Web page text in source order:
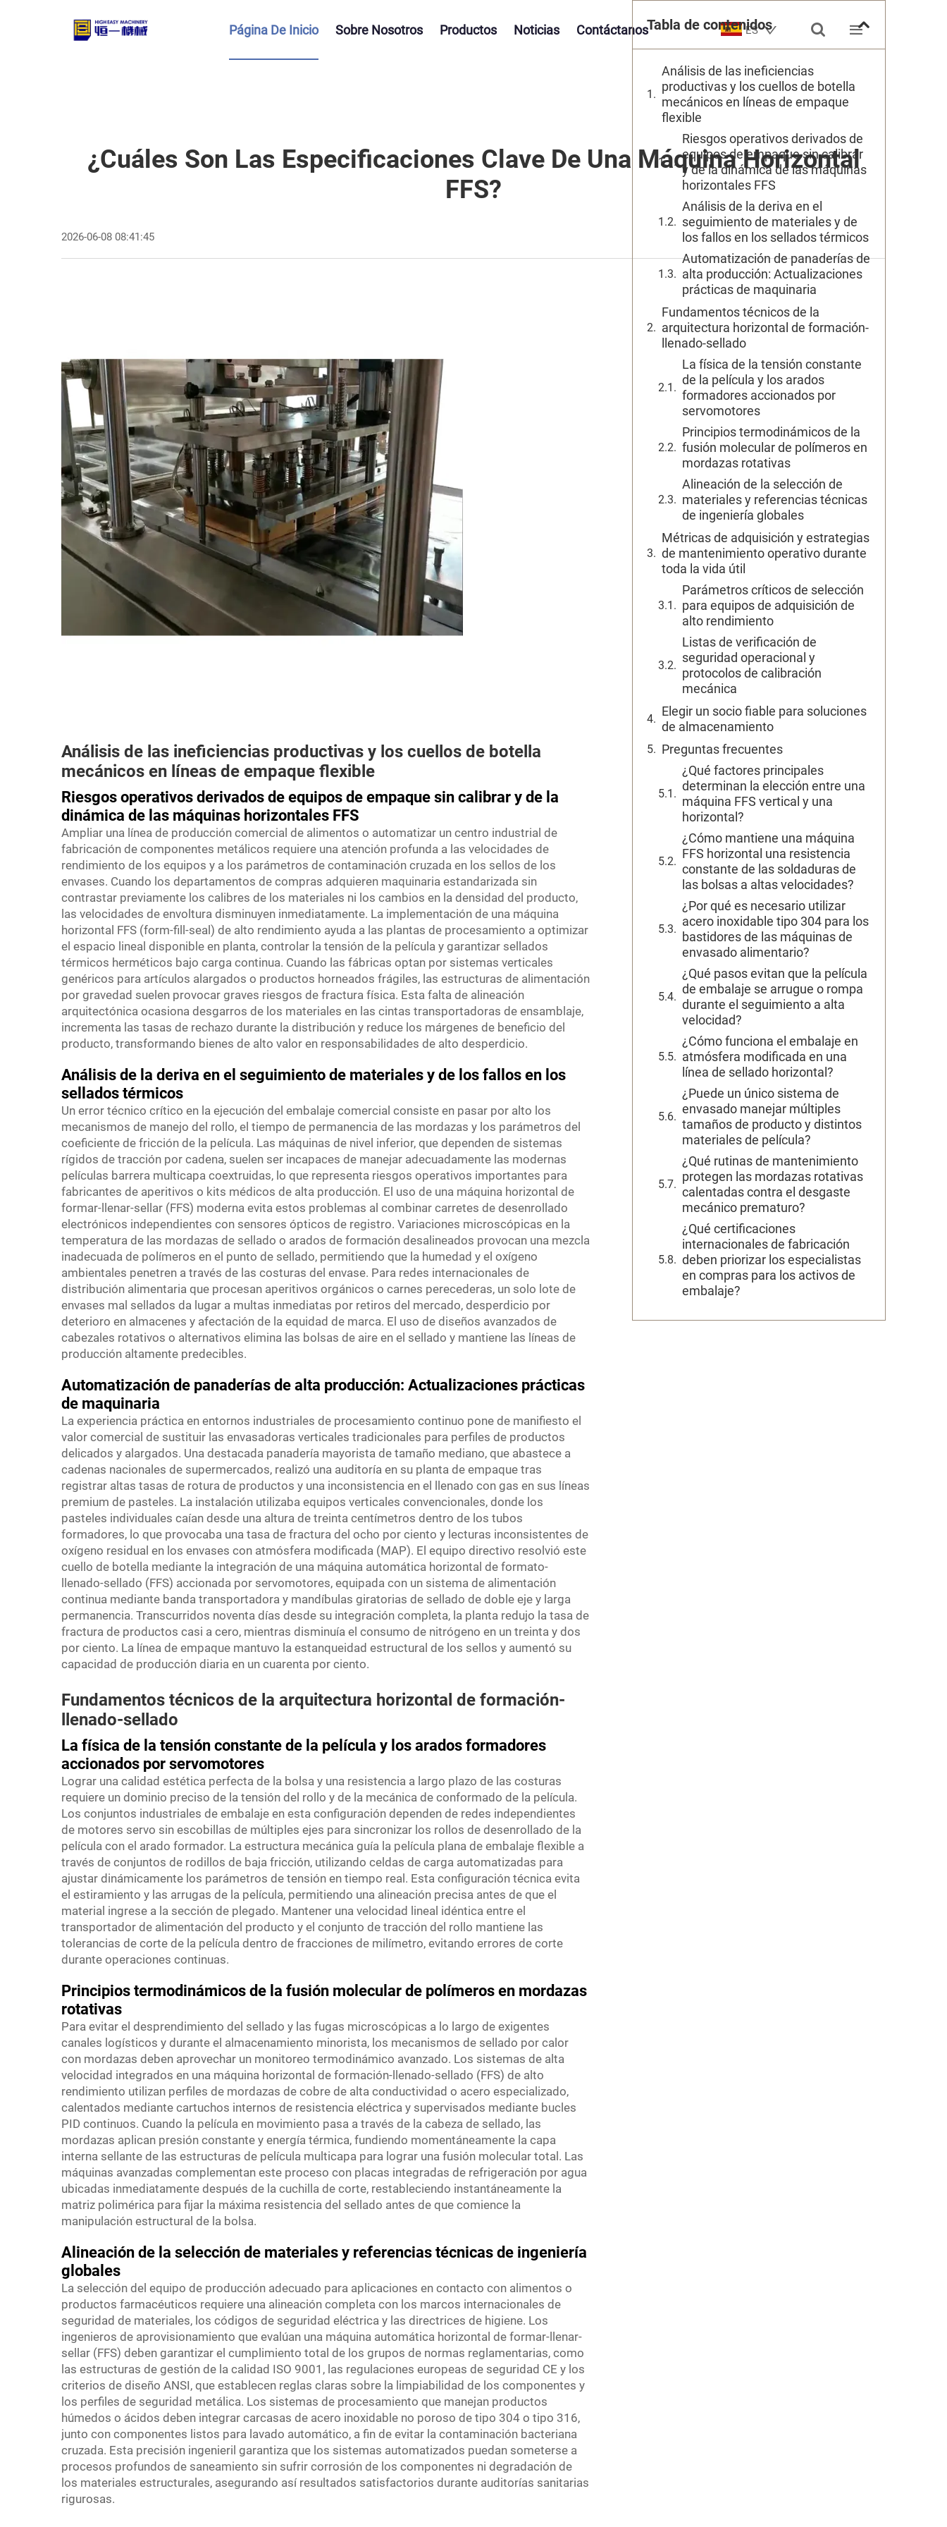
Página De Inicio Sobre Nosotros Productos Noticias Contáctanos ES  
¿Cuáles Son Las Especificaciones Clave De Una Máquina Horizontal
FFS?
2026-06-08 08:41:45
Análisis de las ineficiencias productivas y los cuellos de botella
mecánicos en líneas de empaque flexible
Riesgos operativos derivados de equipos de empaque sin calibrar y de la
dinámica de las máquinas horizontales FFS
Ampliar una línea de producción comercial de alimentos o automatizar un centro industrial de
fabricación de componentes metálicos requiere una atención profunda a las velocidades de
rendimiento de los equipos y a los parámetros de contaminación cruzada en los sellos de los
envases. Cuando los departamentos de compras adquieren maquinaria estandarizada sin
contrastar previamente los calibres de los materiales ni los cambios en la densidad del producto,
las velocidades de envoltura disminuyen inmediatamente. La implementación de una máquina
horizontal FFS (form-fill-seal) de alto rendimiento ayuda a las plantas de procesamiento a optimizar
el espacio lineal disponible en planta, controlar la tensión de la película y garantizar sellados
térmicos herméticos bajo carga continua. Cuando las fábricas optan por sistemas verticales
genéricos para artículos alargados o productos horneados frágiles, las estructuras de alimentación
por gravedad suelen provocar graves riesgos de fractura física. Esta falta de alineación
arquitectónica ocasiona desgarros de los materiales en las cintas transportadoras de ensamblaje,
incrementa las tasas de rechazo durante la distribución y reduce los márgenes de beneficio del
producto, transformando bienes de alto valor en responsabilidades de alto desperdicio.
Análisis de la deriva en el seguimiento de materiales y de los fallos en los
sellados térmicos
Un error técnico crítico en la ejecución del embalaje comercial consiste en pasar por alto los
mecanismos de manejo del rollo, el tiempo de permanencia de las mordazas y los parámetros del
coeficiente de fricción de la película. Las máquinas de nivel inferior, que dependen de sistemas
rígidos de tracción por cadena, suelen ser incapaces de manejar adecuadamente las modernas
películas barrera multicapa coextruidas, lo que representa riesgos operativos importantes para
fabricantes de aperitivos o kits médicos de alta producción. El uso de una máquina horizontal de
formar-llenar-sellar (FFS) moderna evita estos problemas al combinar carretes de desenrollado
electrónicos independientes con sensores ópticos de registro. Variaciones microscópicas en la
temperatura de las mordazas de sellado o arados de formación desalineados provocan una mezcla
inadecuada de polímeros en el punto de sellado, permitiendo que la humedad y el oxígeno
ambientales penetren a través de las costuras del envase. Para redes internacionales de
distribución alimentaria que procesan aperitivos orgánicos o carnes perecederas, un solo lote de
envases mal sellados da lugar a multas inmediatas por retiros del mercado, desperdicio por
deterioro en almacenes y afectación de la equidad de marca. El uso de diseños avanzados de
cabezales rotativos o alternativos elimina las bolsas de aire en el sellado y mantiene las líneas de
producción altamente predecibles.
Automatización de panaderías de alta producción: Actualizaciones prácticas
de maquinaria
La experiencia práctica en entornos industriales de procesamiento continuo pone de manifiesto el
valor comercial de sustituir las envasadoras verticales tradicionales para perfiles de productos
delicados y alargados. Una destacada panadería mayorista de tamaño mediano, que abastece a
cadenas nacionales de supermercados, realizó una auditoría en su planta de empaque tras
registrar altas tasas de rotura de productos y una inconsistencia en el llenado con gas en sus líneas
premium de pasteles. La instalación utilizaba equipos verticales convencionales, donde los
pasteles individuales caían desde una altura de treinta centímetros dentro de los tubos
formadores, lo que provocaba una tasa de fractura del ocho por ciento y lecturas inconsistentes de
oxígeno residual en los envases con atmósfera modificada (MAP). El equipo directivo resolvió este
cuello de botella mediante la integración de una máquina automática horizontal de formato-
llenado-sellado (FFS) accionada por servomotores, equipada con un sistema de alimentación
continua mediante banda transportadora y mandíbulas giratorias de sellado de doble eje y larga
permanencia. Transcurridos noventa días desde su integración completa, la planta redujo la tasa de
fractura de productos casi a cero, mientras disminuía el consumo de nitrógeno en un treinta y dos
por ciento. La línea de empaque mantuvo la estanqueidad estructural de los sellos y aumentó su
capacidad de producción diaria en un cuarenta por ciento.
Fundamentos técnicos de la arquitectura horizontal de formación-
llenado-sellado
La física de la tensión constante de la película y los arados formadores
accionados por servomotores
Lograr una calidad estética perfecta de la bolsa y una resistencia a largo plazo de las costuras
requiere un dominio preciso de la tensión del rollo y de la mecánica de conformado de la película.
Los conjuntos industriales de embalaje en esta configuración dependen de redes independientes
de motores servo sin escobillas de múltiples ejes para sincronizar los rollos de desenrollado de la
película con el arado formador. La estructura mecánica guía la película plana de embalaje flexible a
través de conjuntos de rodillos de baja fricción, utilizando celdas de carga automatizadas para
ajustar dinámicamente los parámetros de tensión en tiempo real. Esta configuración técnica evita
el estiramiento y las arrugas de la película, permitiendo una alineación precisa antes de que el
material ingrese a la sección de plegado. Mantener una velocidad lineal idéntica entre el
transportador de alimentación del producto y el conjunto de tracción del rollo mantiene las
tolerancias de corte de la película dentro de fracciones de milímetro, evitando errores de corte
durante operaciones continuas.
Principios termodinámicos de la fusión molecular de polímeros en mordazas
rotativas
Para evitar el desprendimiento del sellado y las fugas microscópicas a lo largo de exigentes
canales logísticos y durante el almacenamiento minorista, los mecanismos de sellado por calor
con mordazas deben aprovechar un monitoreo termodinámico avanzado. Los sistemas de alta
velocidad integrados en una máquina horizontal de formación-llenado-sellado (FFS) de alto
rendimiento utilizan perfiles de mordazas de cobre de alta conductividad o acero especializado,
calentados mediante cartuchos internos de resistencia eléctrica y supervisados mediante bucles
PID continuos. Cuando la película en movimiento pasa a través de la cabeza de sellado, las
mordazas aplican presión constante y energía térmica, fundiendo momentáneamente la capa
interna sellante de las estructuras de película multicapa para lograr una fusión molecular total. Las
máquinas avanzadas complementan este proceso con placas integradas de refrigeración por agua
ubicadas inmediatamente después de la cuchilla de corte, restableciendo instantáneamente la
matriz polimérica para fijar la máxima resistencia del sellado antes de que comience la
manipulación estructural de la bolsa.
Alineación de la selección de materiales y referencias técnicas de ingeniería
globales
La selección del equipo de producción adecuado para aplicaciones en contacto con alimentos o
productos farmacéuticos requiere una alineación completa con los marcos internacionales de
seguridad de materiales, los códigos de seguridad eléctrica y las directrices de higiene. Los
ingenieros de aprovisionamiento que evalúan una máquina automática horizontal de formar-llenar-
sellar (FFS) deben garantizar el cumplimiento total de los grupos de normas reglamentarias, como
las estructuras de gestión de la calidad ISO 9001, las regulaciones europeas de seguridad CE y los
criterios de diseño ANSI, que establecen reglas claras sobre la limpiabilidad de los componentes y
los perfiles de seguridad metálica. Los sistemas de procesamiento que manejan productos
húmedos o ácidos deben integrar carcasas de acero inoxidable no poroso de tipo 304 o tipo 316,
junto con componentes listos para lavado automático, a fin de evitar la contaminación bacteriana
cruzada. Esta precisión ingenieril garantiza que los sistemas automatizados puedan someterse a
procesos profundos de saneamiento sin sufrir corrosión de los componentes ni degradación de
los materiales estructurales, asegurando así resultados satisfactorios durante auditorías sanitarias
rigurosas.
Tabla de contenidos
Análisis de las ineficiencias
productivas y los cuellos de botella
mecánicos en líneas de empaque
flexible
Riesgos operativos derivados de
equipos de empaque sin calibrar
y de la dinámica de las máquinas
horizontales FFS
Análisis de la deriva en el
seguimiento de materiales y de
los fallos en los sellados térmicos
Automatización de panaderías de
alta producción: Actualizaciones
prácticas de maquinaria
Fundamentos técnicos de la
arquitectura horizontal de formación-
llenado-sellado
La física de la tensión constante
de la película y los arados
formadores accionados por
servomotores
Principios termodinámicos de la
fusión molecular de polímeros en
mordazas rotativas
Alineación de la selección de
materiales y referencias técnicas
de ingeniería globales
Métricas de adquisición y estrategias
de mantenimiento operativo durante
toda la vida útil
Parámetros críticos de selección
para equipos de adquisición de
alto rendimiento
Listas de verificación de
seguridad operacional y
protocolos de calibración
mecánica
Elegir un socio fiable para soluciones
de almacenamiento
Preguntas frecuentes
¿Qué factores principales
determinan la elección entre una
máquina FFS vertical y una
horizontal?
¿Cómo mantiene una máquina
FFS horizontal una resistencia
constante de las soldaduras de
las bolsas a altas velocidades?
¿Por qué es necesario utilizar
acero inoxidable tipo 304 para los
bastidores de las máquinas de
envasado alimentario?
¿Qué pasos evitan que la película
de embalaje se arrugue o rompa
durante el seguimiento a alta
velocidad?
¿Cómo funciona el embalaje en
atmósfera modificada en una
línea de sellado horizontal?
¿Puede un único sistema de
envasado manejar múltiples
tamaños de producto y distintos
materiales de película?
¿Qué rutinas de mantenimiento
protegen las mordazas rotativas
calentadas contra el desgaste
mecánico prematuro?
¿Qué certificaciones
internacionales de fabricación
deben priorizar los especialistas
en compras para los activos de
embalaje?